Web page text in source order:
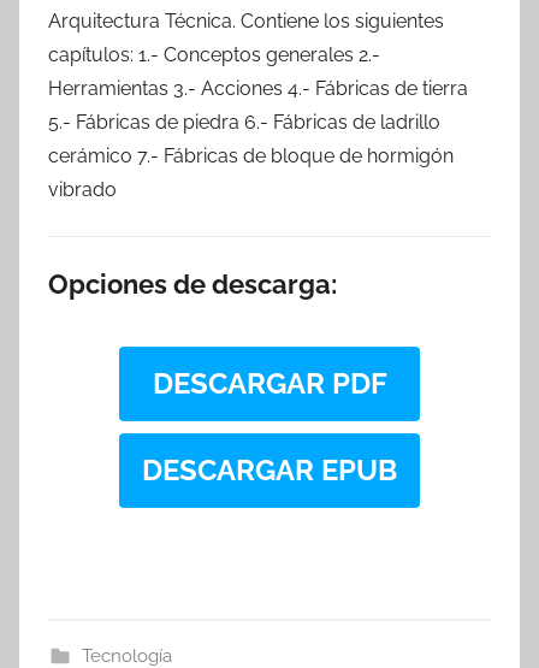
Arquitectura Técnica. Contiene los siguientes
capítulos: 1.- Conceptos generales 2.-
Herramientas 3.- Acciones 4.- Fábricas de tierra
5.- Fábricas de piedra 6.- Fábricas de ladrillo
cerámico 7.- Fábricas de bloque de hormigón
vibrado
Opciones de descarga:
DESCARGAR PDF
DESCARGAR EPUB
Tecnología